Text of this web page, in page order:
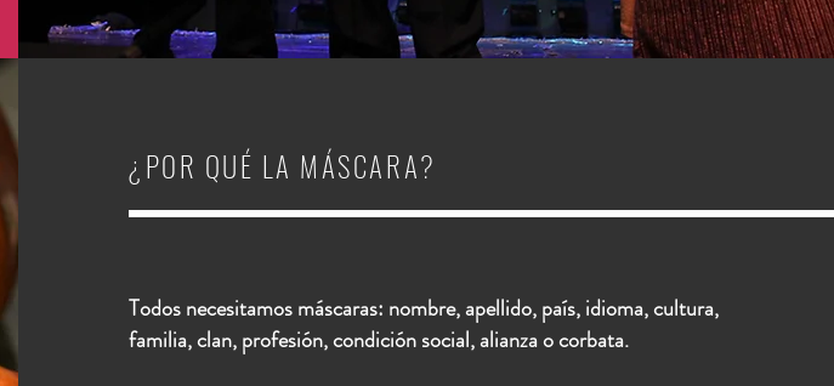
¿POR QUÉ LA MÁSCARA?
Todos necesitamos máscaras: nombre, apellido, país, idioma, cultura,
familia, clan, profesión, condición social, alianza o corbata.